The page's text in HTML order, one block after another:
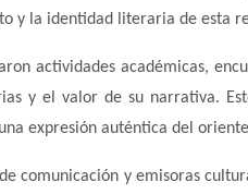
y la identidad literaria de esta
actividades académicas,
y el valor de su narrativa.
expresión auténtica del
comunicación y emisoras